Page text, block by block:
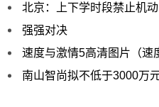
北京：上下学时段禁止机
强强对决
速度与激情5高清图片（速
南山智尚拟不低于3000万元回购股